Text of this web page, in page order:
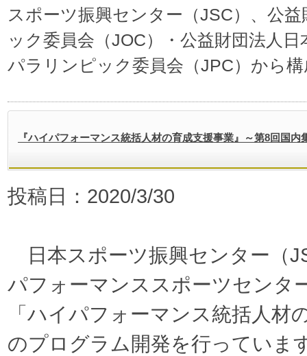
スポーツ振興センター（JSC）、公
ック委員会（JOC）・公益財団法人
パラリンピック委員会（JPC）から
『ハイパフォーマンス統括人材の育成支援事業』～第8回国内
投稿日：2020/3/30
日本スポーツ振興センター（
パフォーマンススポーツセンタ
「ハイパフォーマンス統括人材
のプログラム開発を行っていま